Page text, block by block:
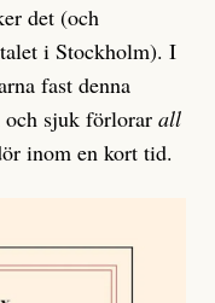
det (och
i Stockholm). I
fast denna
och sjuk förlorar all
inom en kort tid.